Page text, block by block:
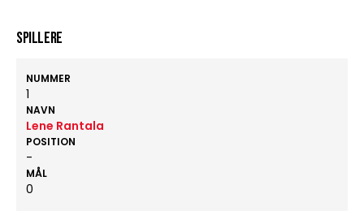
Spillere
NUMMER
1
NAVN
Lene Rantala
POSITION
-
MÅL
0